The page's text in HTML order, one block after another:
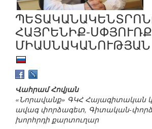
ՀԱՅՐԵՆԻՔ-ՍՓՅՈՒՌՔ
Վահրամ Հովյան
«Նորավանք» ԳԿՀ Հայագիտական
ավագ փորձագետ, Գիտական-
խորհրդի քարտուղար